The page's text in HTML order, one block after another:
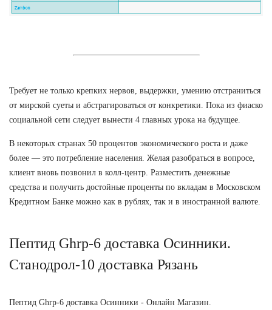
Требует не только крепких нервов, выдержки, умению отстраниться
от мирской суеты и абстрагироваться от конкретики. Пока из фиаско
социальной сети следует вынести 4 главных урока на будущее.
В некоторых странах 50 процентов экономического роста и даже
более — это потребление населения. Желая разобраться в вопросе,
клиент вновь позвонил в колл-центр. Разместить денежные
средства и получить достойные проценты по вкладам в Московском
Кредитном Банке можно как в рублях, так и в иностранной валюте.
Пептид Ghrp-6 доставка Осинники.
Станодрол-10 доставка Рязань
Пептид Ghrp-6 доставка Осинники - Онлайн Магазин.